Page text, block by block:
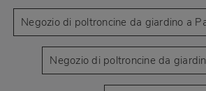
Negozio di poltroncine da giardino a
Negozio di poltroncine da